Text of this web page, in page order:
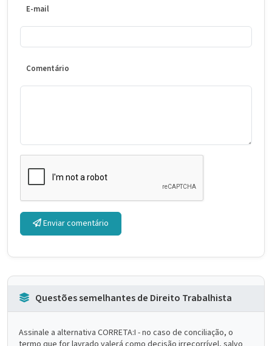
E-mail
Comentário
Enviar comentário
Questões semelhantes de Direito Trabalhista
Assinale a alternativa CORRETA:I - no caso de conciliação, o